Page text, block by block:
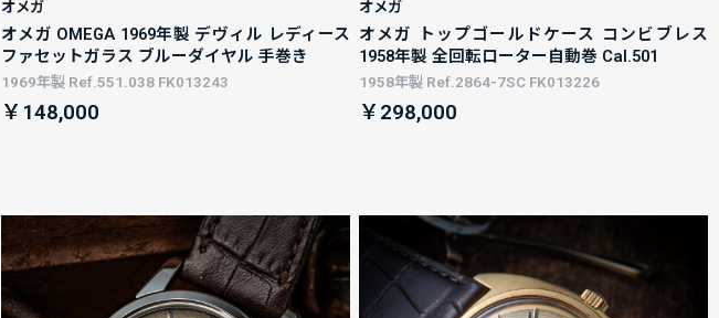
オメガ
オメガ OMEGA 1969年製 デヴィル レディース
ファセットガラス ブルーダイヤル 手巻き
1969年製 Ref.551.038 FK013243
￥148,000
オメガ
オメガ トップゴールドケース コンビブレス
1958年製 全回転ローター自動巻 Cal.501
1958年製 Ref.2864-7SC FK013226
￥298,000